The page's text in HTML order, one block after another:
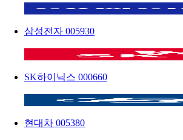
삼성전자 005930
SK하이닉스 000660
현대차 005380